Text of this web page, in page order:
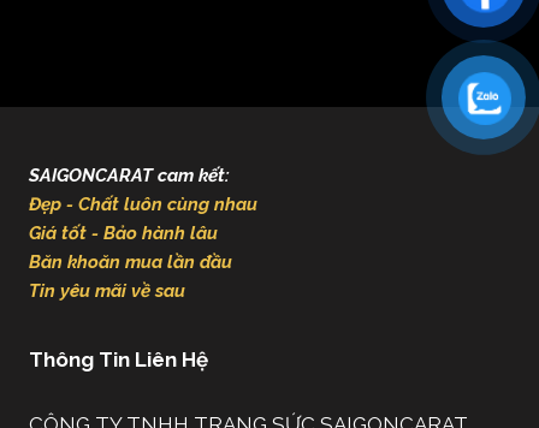
SAIGONCARAT cam kết:
Đẹp - Chất luôn cùng nhau
Giá tốt - Bảo hành lâu
Băn khoăn mua lần đầu
Tin yêu mãi về sau
Thông Tin Liên Hệ